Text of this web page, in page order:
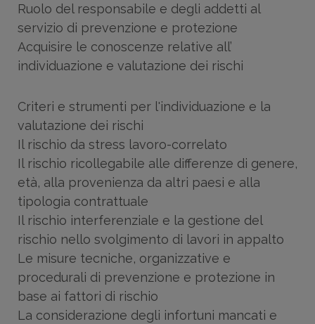
Ruolo del responsabile e degli addetti al
servizio di prevenzione e protezione
Acquisire le conoscenze relative all’
individuazione e valutazione dei rischi
Criteri e strumenti per l'individuazione e la
valutazione dei rischi
Il rischio da stress lavoro-correlato
Il rischio ricollegabile alle differenze di genere,
età, alla provenienza da altri paesi e alla
tipologia contrattuale
Il rischio interferenziale e la gestione del
rischio nello svolgimento di lavori in appalto
Le misure tecniche, organizzative e
procedurali di prevenzione e protezione in
base ai fattori di rischio
La considerazione degli infortuni mancati e